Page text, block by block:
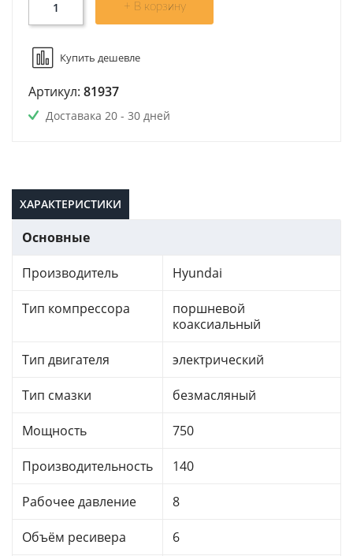
+ В корзину
Купить дешевле
Артикул: 81937
Доставака 20 - 30 дней
ХАРАКТЕРИСТИКИ
Основные
Производитель Hyundai
Тип компрессора
поршневой
коаксиальный
Тип двигателя электрический
Тип смазки безмасляный
Мощность 750
Производительность 140
Рабочее давление 8
Объём ресивера 6